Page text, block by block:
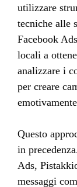
utilizzare
tecniche alle
Facebook
locali a
analizzare i
per creare
Questo
in
Ads,
messaggi